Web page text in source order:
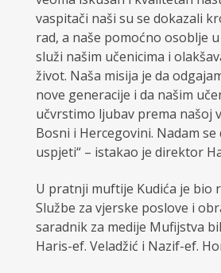
vaspitači naši su se dokazali
rad, a naše pomoćno osoblje
služi našim učenicima i
život. Naša misija je da
nove generacije i da našim
učvrstimo ljubav prema našoj
Bosni i Hercegovini. Nadam
uspjeti“ – istakao je direktor
U pratnji muftije Kudića je bio
Službe za vjerske poslove i
saradnik za medije Mufijstva
Haris-ef. Veladžić i Nazif-ef.